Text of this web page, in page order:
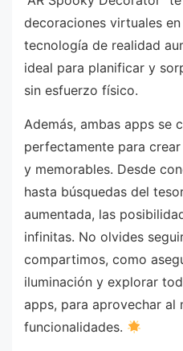
decoraciones virtuales
tecnología de realidad
ideal para planificar y
sin esfuerzo físico.
Además, ambas apps se
perfectamente para
y memorables. Desde
hasta búsquedas del
aumentada, las
infinitas. No olvides
compartimos, como
iluminación y explorar
apps, para aprovechar al
funcionalidades.